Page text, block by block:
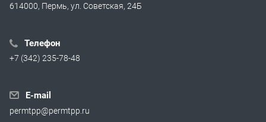
614000, Пермь, ул. Советская, 24Б
Телефон
+7 (342) 235-78-48
E-mail
permtpp@permtpp.ru